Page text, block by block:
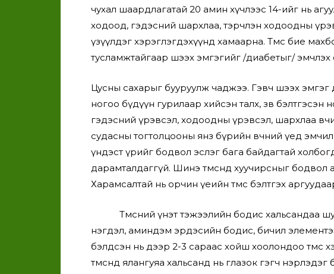
чухал шаардлагатай 20 амин хүчлээс 14-ийг нь
ходоод, гэдэсний шархлаа, тэрчлэн ходоодны
үзүүлдэг хэрэглэгдэхүүнд хамаарна. Төмс бие
тусламжтайгаар шээх эмгэгийг /диабетыг/
Цусны сахарыг бууруулж чаджээ. Гэвч шээх эмгэг
ногоо бүдүүн гурилаар хийсэн талх, зөв бэлтгэсэн
гэдэсний үрэвсэл, ходоодны үрэвсэл, шархлаа
судасны тогтолцооны янз бүрийн өвчний үед
үндэст үрийг бодвол эслэг бага байдагтай
дарамталдаггүй. Шинэ төмсөнд хуучирсныг бодвол
Харамсалтай нь орчин үеийн төмс бэлтгэх
Төмсний үнэт тэжээлийн бодис хальсандаа шууд
нэгдэл, аминдэм эрдэсийн бодис, бичил
бэлдсэн нь дээр 2-3 сараас хойш хоолондоо төмс
төмсөнд ялангуяа хальсанд нь глазок гэгч